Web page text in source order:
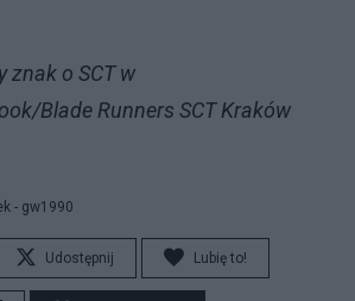
znak o SCT w
Blade Runners SCT Kraków
- gw1990
Udostępnij Lubię to!